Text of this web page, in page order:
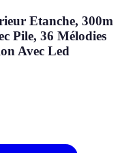
Etanche, 300m
Pile, 36 Mélodies
Avec Led